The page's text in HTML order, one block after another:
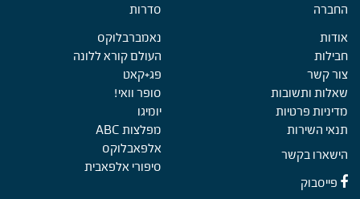
Footer
החברה
אודות
חבילות
צור קשר
שאלות ותשובות
מדיניות פרטיות
תנאי השירות
הישארו בקשר
פייסבוק
סדרות
נאמברבלוקס
העולם קורא ללונה
פג+קאט
סופר וואי!
יומיגו
מפלצות ABC
אלפאבלוקס
סיפורי אלפאבית